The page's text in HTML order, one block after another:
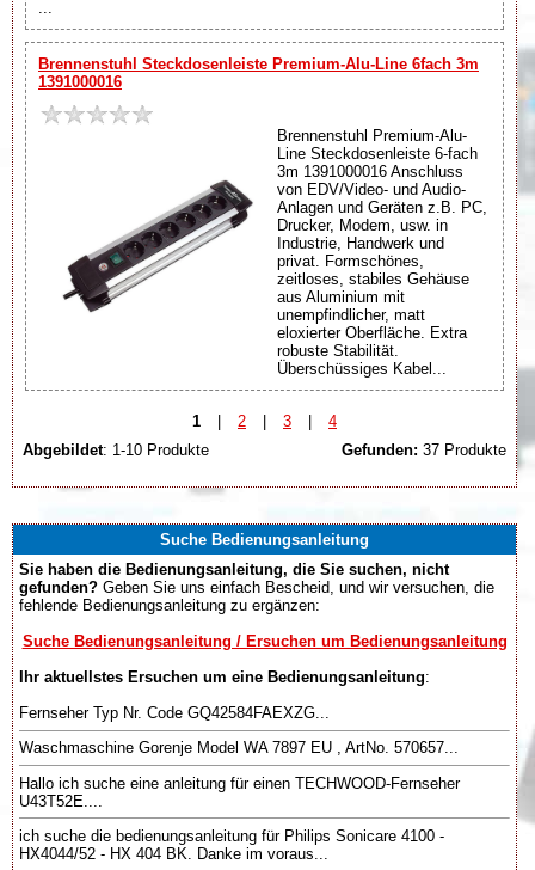
Brennenstuhl Steckdosenleiste Premium-Alu-Line 6fach 3m
1391000016
Brennenstuhl Premium-Alu-
Line Steckdosenleiste 6-fach
3m 1391000016 Anschluss
von EDV/Video- und Audio-
Anlagen und Geräten z.B. PC,
Drucker, Modem, usw. in
Industrie, Handwerk und
privat. Formschönes,
zeitloses, stabiles Gehäuse
aus Aluminium mit
unempfindlicher, matt
eloxierter Oberfläche. Extra
robuste Stabilität.
Überschüssiges Kabel...
1 | 2 | 3 |
4
Abgebildet: 1-10 Produkte Gefunden: 37 Produkte
Suche Bedienungsanleitung
Sie haben die Bedienungsanleitung, die Sie suchen, nicht
gefunden? Geben Sie uns einfach Bescheid, und wir versuchen, die
fehlende Bedienungsanleitung zu ergänzen:
Suche Bedienungsanleitung / Ersuchen um Bedienungsanleitung
Ihr aktuellstes Ersuchen um eine Bedienungsanleitung:
Fernseher Typ Nr. Code GQ42584FAEXZG...
Waschmaschine Gorenje Model WA 7897 EU , ArtNo. 570657...
Hallo ich suche eine anleitung für einen TECHWOOD-Fernseher
U43T52E....
ich suche die bedienungsanleitung für Philips Sonicare 4100 -
HX4044/52 - HX 404 BK. Danke im voraus...